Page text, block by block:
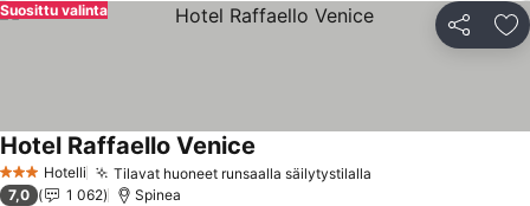
Jaa
Suosittu valinta
3 Tähtiluokitus
Hotelli Tilavat huoneet runsaalla säilytystilalla
Hotel Raffaello Venice
7,0 1 062 Spinea